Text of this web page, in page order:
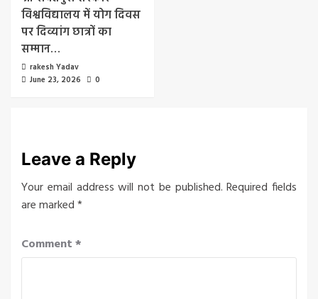
विश्वविद्यालय में योग दिवस
पर दिव्यांग छात्रों का
सम्मान…
rakesh Yadav
June 23, 2026
0
Leave a Reply
Your email address will not be published. Required fields
are marked*
Comment*